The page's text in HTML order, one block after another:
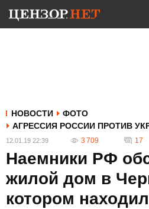
НОВОСТИ
ФОТО
АГРЕССИЯ РОССИИ ПРОТИВ
12.01.19 22:39 3 709 17
Наемники РФ
жилой дом в
котором